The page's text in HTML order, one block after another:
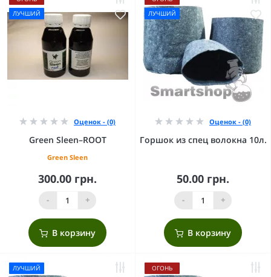
ЛУЧШИЙ
Оценок - (0)
Green Sleen–ROOT
Green Sleen
300.00 грн.
- +
В корзину
ЛУЧШИЙ
Оценок - (0)
Горшок из спец волокна 10л.
50.00 грн.
- +
В корзину
ЛУЧШИЙ
ОГОНЬ